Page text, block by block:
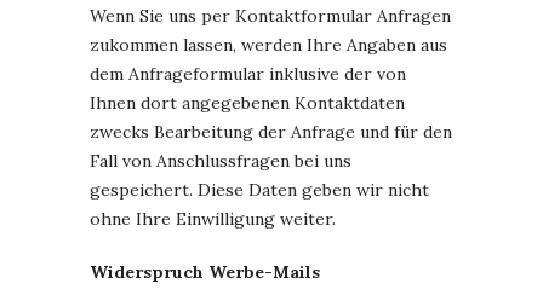
Wenn Sie uns per Kontaktformular Anfragen
zukommen lassen, werden Ihre Angaben aus
dem Anfrageformular inklusive der von
Ihnen dort angegebenen Kontaktdaten
zwecks Bearbeitung der Anfrage und für den
Fall von Anschlussfragen bei uns
gespeichert. Diese Daten geben wir nicht
ohne Ihre Einwilligung weiter.
Widerspruch Werbe-Mails